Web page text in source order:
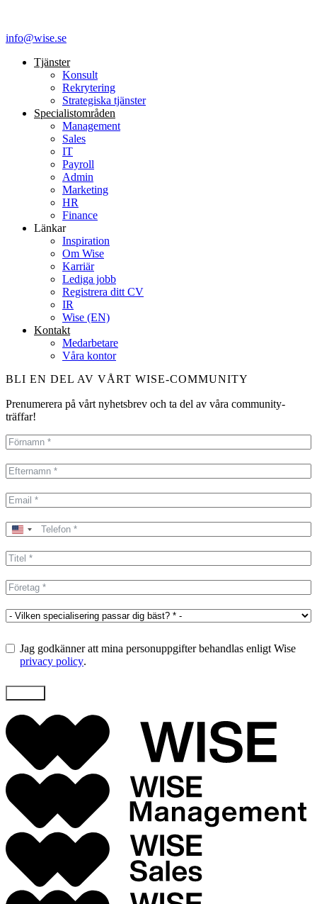
info@wise.se
Tjänster
Konsult
Rekrytering
Strategiska tjänster
Specialist­områden
Management
Sales
IT
Payroll
Admin
Marketing
HR
Finance
Länkar
Inspiration
Om Wise
Karriär
Lediga jobb
Registrera ditt CV
IR
Wise (EN)
Kontakt
Medarbetare
Våra kontor
BLI EN DEL AV VÅRT WISE-COMMUNITY
Prenumerera på vårt nyhetsbrev och ta del av våra community-
träffar!
United
+1
Jag godkänner att mina personuppgifter behandlas enligt Wise
privacy policy.